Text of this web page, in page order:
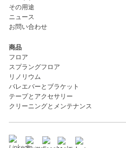
その用途
ニュース
お問い合わせ
商品
フロア
スプラングフロア
リノリウム
バレエバーとブラケット
テープとアクセサリー
クリーニングとメンテナンス